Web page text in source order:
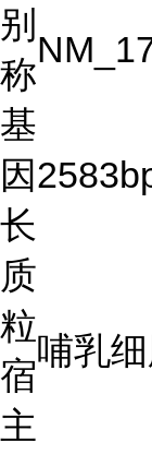
别
称
基
因
长
质
粒
宿
主
哺乳